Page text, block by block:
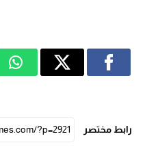
رابط مختصر